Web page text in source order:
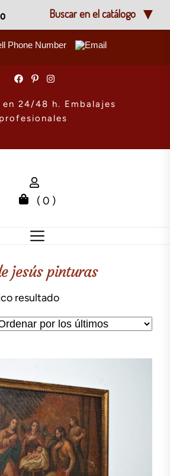
en 24/48 h. Embalajes
profesionales
( 0 )
jesús pinturas
resultado
Buscar en el catálogo